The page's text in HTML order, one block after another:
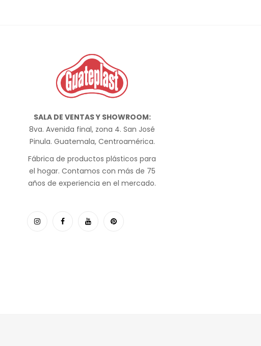
SALA DE VENTAS Y SHOWROOM:
8va. Avenida final, zona 4. San José
Pinula. Guatemala, Centroamérica.
Fábrica de productos plásticos para
el hogar. Contamos con más de 75
años de experiencia en el mercado.